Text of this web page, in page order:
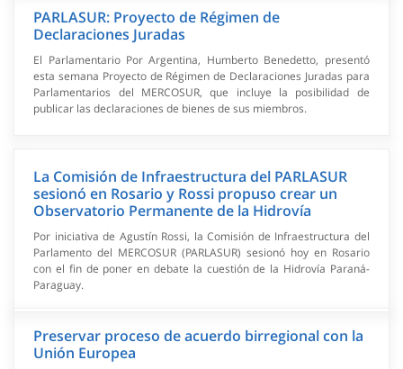
PARLASUR: Proyecto de Régimen de
Declaraciones Juradas
El Parlamentario Por Argentina, Humberto Benedetto, presentó
esta semana Proyecto de Régimen de Declaraciones Juradas para
Parlamentarios del MERCOSUR, que incluye la posibilidad de
publicar las declaraciones de bienes de sus miembros.
La Comisión de Infraestructura del PARLASUR
sesionó en Rosario y Rossi propuso crear un
Observatorio Permanente de la Hidrovía
Por iniciativa de Agustín Rossi, la Comisión de Infraestructura del
Parlamento del MERCOSUR (PARLASUR) sesionó hoy en Rosario
con el fin de poner en debate la cuestión de la Hidrovía Paraná-
Paraguay.
Preservar proceso de acuerdo birregional con la
Unión Europea